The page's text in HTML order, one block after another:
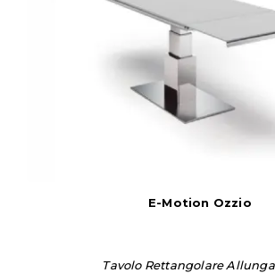
E-Motion Ozzio
Tavolo Rettangolare